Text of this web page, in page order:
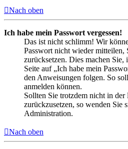
Nach oben
Ich habe mein Passwort vergessen!
Das ist nicht schlimm! Wir
Passwort nicht wieder mitteilen,
zurücksetzen. Dies machen
Seite auf „Ich habe mein
den Anweisungen folgen. So
anmelden können.
Sollten Sie trotzdem nicht in der
zurückzusetzen, so wenden Sie
Administration.
Nach oben